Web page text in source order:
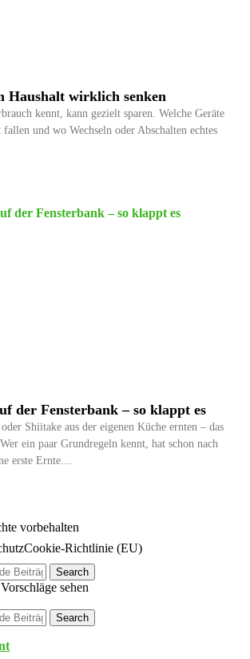
Haushalt wirklich senken
kennt, kann gezielt sparen. Welche Geräte
und wo Wechseln oder Abschalten echtes
der Fensterbank – so klappt es
Shiitake aus der eigenen Küche ernten – das
ein paar Grundregeln kennt, hat schon nach
erste Ernte.
vorbehalten
Cookie-Richtlinie (EU)
Search
sehen
Search